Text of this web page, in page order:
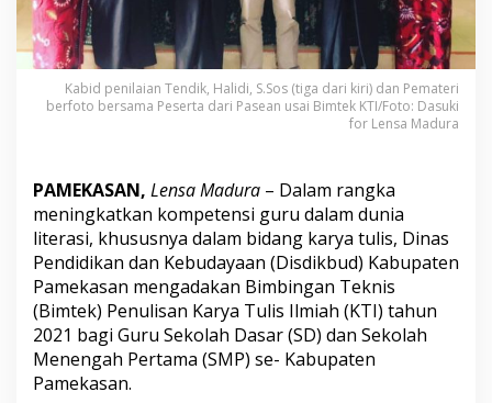
r
B
i
m
t
e
I
U
t
u
k
G
u
r
u
Kabid penilaian Tendik, Halidi, S.Sos (tiga dari kiri) dan Pemateri
berfoto bersama Peserta dari Pasean usai Bimtek KTI/Foto: Dasuki
for Lensa Madura
PAMEKASAN, Lensa Madura – Dalam rangka
meningkatkan kompetensi guru dalam dunia
literasi, khususnya dalam bidang karya tulis, Dinas
Pendidikan dan Kebudayaan (Disdikbud) Kabupaten
Pamekasan mengadakan Bimbingan Teknis
(Bimtek) Penulisan Karya Tulis Ilmiah (KTI) tahun
2021 bagi Guru Sekolah Dasar (SD) dan Sekolah
Menengah Pertama (SMP) se- Kabupaten
Pamekasan.